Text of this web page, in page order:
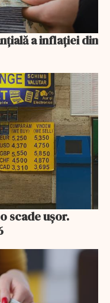
a inflaţiei din
scade ușor.